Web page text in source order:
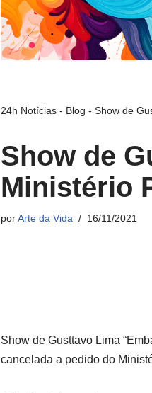
24h Notícias - Blog - Show de
Show de
Ministério
porArte da Vida 16/11/2021
Show de Gusttavo Lima
cancelada a pedido do